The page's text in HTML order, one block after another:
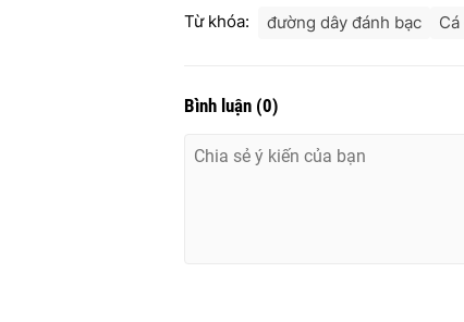
Từ khóa: đường dây đánh bạc
Bình luận (0)